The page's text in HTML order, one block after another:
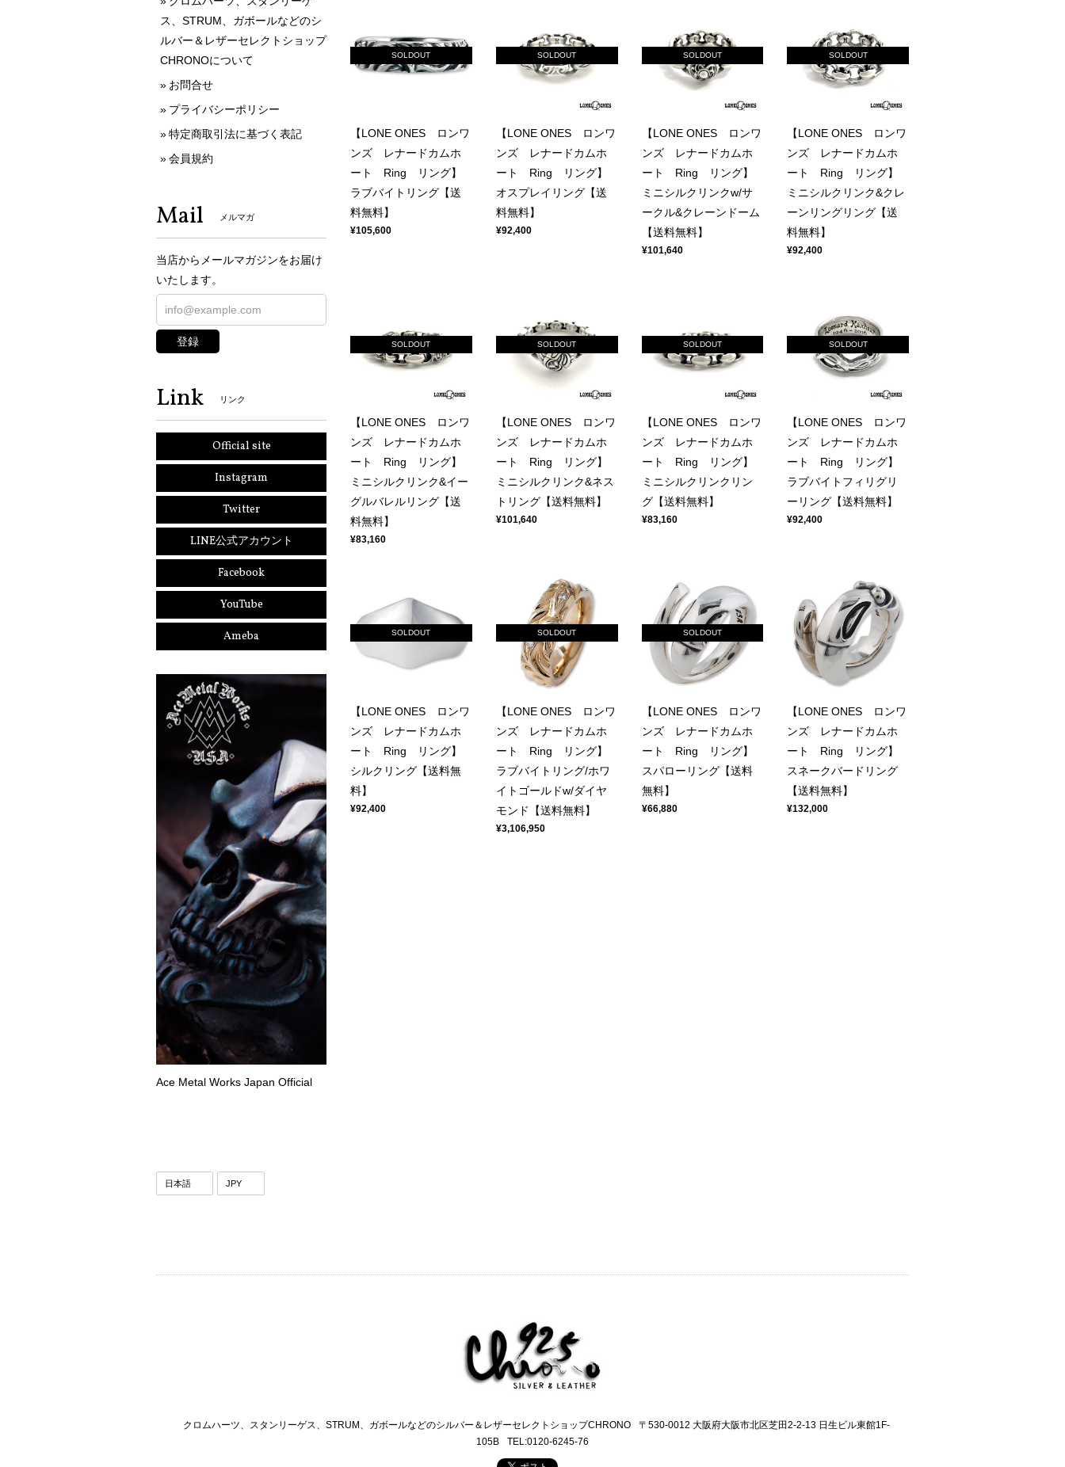
SOLDOUT
【LONE ONES ロンワ
ンズ レナードカムホ
ート Ring リング】
ラブバイトリング【送
料無料】
¥105,600
SOLDOUT
【LONE ONES ロンワ
ンズ レナードカムホ
ート Ring リング】
オスプレイリング【送
料無料】
¥92,400
SOLDOUT
【LONE ONES ロンワ
ンズ レナードカムホ
ート Ring リング】
ミニシルクリンクw/サ
ークル&クレーンドーム
【送料無料】
¥101,640
SOLDOUT
【LONE ONES ロンワ
ンズ レナードカムホ
ート Ring リング】
ミニシルクリンク&クレ
ーンリングリング【送
料無料】
¥92,400
SOLDOUT
【LONE ONES ロンワ
ンズ レナードカムホ
ート Ring リング】
ミニシルクリンク&イー
グルバレルリング【送
料無料】
¥83,160
SOLDOUT
【LONE ONES ロンワ
ンズ レナードカムホ
ート Ring リング】
ミニシルクリンク&ネス
トリング【送料無料】
¥101,640
SOLDOUT
【LONE ONES ロンワ
ンズ レナードカムホ
ート Ring リング】
ミニシルクリンクリン
グ【送料無料】
¥83,160
SOLDOUT
【LONE ONES ロンワ
ンズ レナードカムホ
ート Ring リング】
ラブバイトフィリグリ
ーリング【送料無料】
¥92,400
SOLDOUT
【LONE ONES ロンワ
ンズ レナードカムホ
ート Ring リング】
シルクリング【送料無
料】
¥92,400
SOLDOUT
【LONE ONES ロンワ
ンズ レナードカムホ
ート Ring リング】
ラブバイトリング/ホワ
イトゴールドw/ダイヤ
モンド【送料無料】
¥3,106,950
SOLDOUT
【LONE ONES ロンワ
ンズ レナードカムホ
ート Ring リング】
スパローリング【送料
無料】
¥66,880
【LONE ONES ロンワ
ンズ レナードカムホ
ート Ring リング】
スネークバードリング
【送料無料】
¥132,000
ス、STRUM、ガボールなどのシ
ルバー＆レザーセレクトショップ
CHRONOについて
お問合せ
プライバシーポリシー
特定商取引法に基づく表記
会員規約
Mail メルマガ
当店からメールマガジンをお届け
いたします。
登録
Link リンク
Official site
Instagram
Twitter
LINE公式アカウント
Facebook
YouTube
Ameba
Ace Metal Works Japan Official
クロムハーツ、スタンリーゲス、STRUM、ガボールなどのシルバー＆レザーセレクトショップCHRONO
〒530-0012 大阪府大阪市北区芝田2-2-13 日生ビル東館1F-
105B
TEL:0120-6245-76